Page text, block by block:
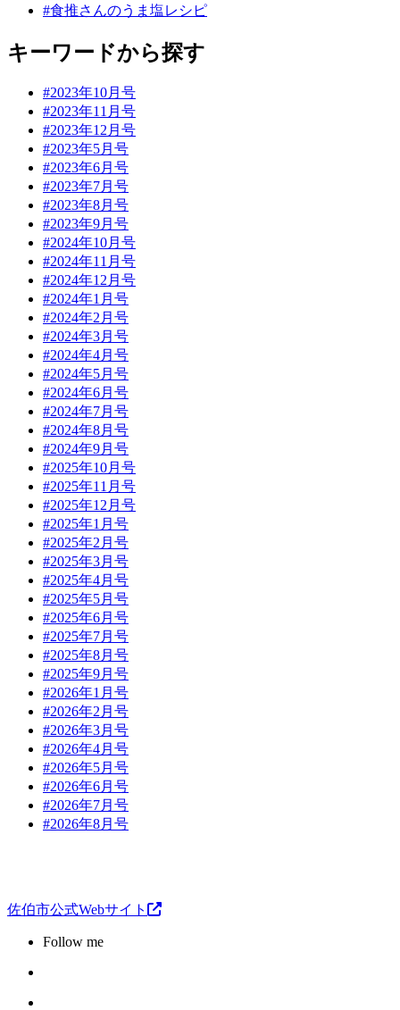
#食推さんのうま塩レシピ
キーワードから探す
#2023年10月号
#2023年11月号
#2023年12月号
#2023年5月号
#2023年6月号
#2023年7月号
#2023年8月号
#2023年9月号
#2024年10月号
#2024年11月号
#2024年12月号
#2024年1月号
#2024年2月号
#2024年3月号
#2024年4月号
#2024年5月号
#2024年6月号
#2024年7月号
#2024年8月号
#2024年9月号
#2025年10月号
#2025年11月号
#2025年12月号
#2025年1月号
#2025年2月号
#2025年3月号
#2025年4月号
#2025年5月号
#2025年6月号
#2025年7月号
#2025年8月号
#2025年9月号
#2026年1月号
#2026年2月号
#2026年3月号
#2026年4月号
#2026年5月号
#2026年6月号
#2026年7月号
#2026年8月号
佐伯市公式Webサイト
Follow me